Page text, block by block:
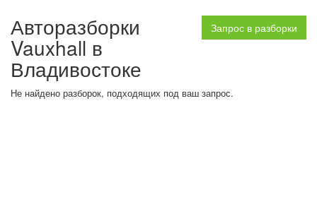
Запрос в разборки
Авторазборки
Vauxhall в
Владивостоке
Не найдено разборок, подходящих под ваш запрос.